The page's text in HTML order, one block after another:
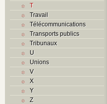
T
Travail
Télécommunications
Transports publics
Tribunaux
U
Unions
V
X
Y
Z